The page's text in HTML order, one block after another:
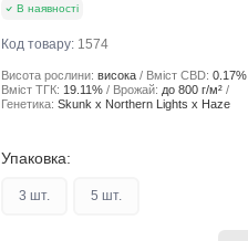
В наявності
Код товару: 1574
Висота рослини: висока Вміст CBD: 0.17%
Вміст ТГК: 19.11% Врожай: до 800 г/м²
Генетика: Skunk x Northern Lights x Haze
Упаковка:
3 шт. 5 шт.